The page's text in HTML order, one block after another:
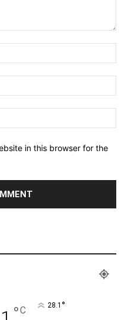
in this browser for the
°C 28.1 °